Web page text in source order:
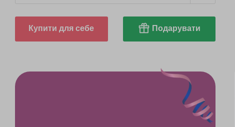
Купити для себе Подарувати